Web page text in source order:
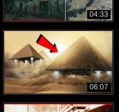
04:33
06:07